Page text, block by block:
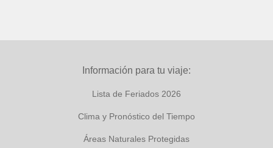
Información para tu viaje:
Lista de Feriados 2026
Clima y Pronóstico del Tiempo
Áreas Naturales Protegidas